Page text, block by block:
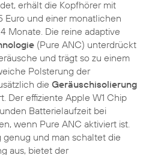
erhält die Kopfhörer mit
Euro und einer monatlichen
Monate. Die reine adaptive
(Pure ANC) unterdrückt
und trägt so zu einem
Polsterung der
die Geräuschisolierung
Der effiziente Apple W1 Chip
Batterielaufzeit bei
wenn Pure ANC aktiviert ist.
genug und man schaltet die
aus, bietet der